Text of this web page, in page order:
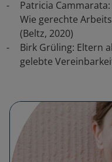
Patricia
Wie gerechte
(Beltz, 2020)
Birk Grüling: Eltern
gelebte